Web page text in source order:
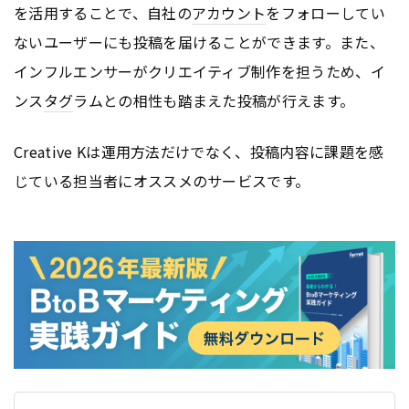
を活用することで、自社のアカウントをフォローしてい
ないユーザーにも投稿を届けることができます。また、
インフルエンサーがクリエイティブ制作を担うため、イ
ンスタグラムとの相性も踏まえた投稿が行えます。
Creative Kは運用方法だけでなく、投稿内容に課題を感
じている担当者にオススメのサービスです。